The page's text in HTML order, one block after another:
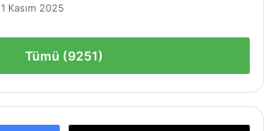
1 Kasım 2025
Tümü (9251)